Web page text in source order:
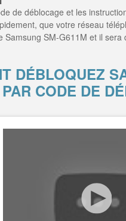
de déblocage et les
que votre réseau
Samsung SM-G611M et il sera
DÉBLOQUEZ
PAR CODE DE